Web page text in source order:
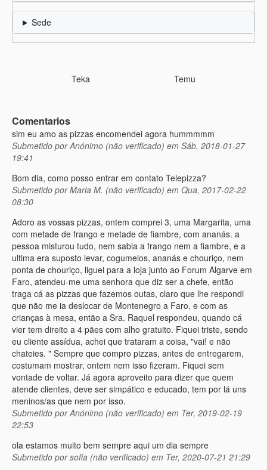
Sede
Teka Temu
Comentarios
sim eu amo as pizzas encomendei agora hummmmm
Submetido porAnónimo (não verificado) em Sáb, 2018-01-27
19:41
Bom dia, como posso entrar em contato Telepizza?
Submetido porMaria M. (não verificado) em Qua, 2017-02-22
08:30
Adoro as vossas pizzas, ontem comprei 3, uma Margarita, uma
com metade de frango e metade de fiambre, com ananás. a
pessoa misturou tudo, nem sabia a frango nem a fiambre, e a
ultima era suposto levar, cogumelos, ananás e chouriço, nem
ponta de chouriço, liguei para a loja junto ao Forum Algarve em
Faro, atendeu-me uma senhora que diz ser a chefe, então
traga cá as pizzas que fazemos outas, claro que lhe respondi
que não me ia deslocar de Montenegro a Faro, e com as
crianças à mesa, então a Sra. Raquel respondeu, quando cá
vier tem direito a 4 pães com alho gratuito. Fiquei triste, sendo
eu cliente assídua, achei que trataram a coisa, "vai! e não
chateies. " Sempre que compro pizzas, antes de entregarem,
costumam mostrar, ontem nem isso fizeram. Fiquei sem
vontade de voltar. Já agora aproveito para dizer que quem
atende clientes, deve ser simpático e educado, tem por lá uns
meninos/as que nem por isso.
Submetido porAnónimo (não verificado) em Ter, 2019-02-19
22:53
ola estamos muito bem sempre aqui um dia sempre
Submetido porsofia (não verificado) em Ter, 2020-07-21 21:29